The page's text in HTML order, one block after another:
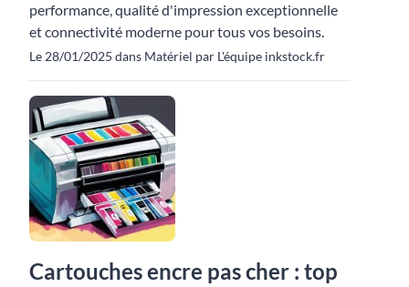
performance, qualité d'impression exceptionnelle
et connectivité moderne pour tous vos besoins.
Le 28/01/2025 dans Matériel par L'équipe inkstock.fr
Cartouches encre pas cher : top